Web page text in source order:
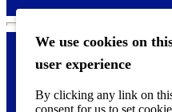
We use cookies on
user experience
By clicking any link on
consent for us to set
Pravne i